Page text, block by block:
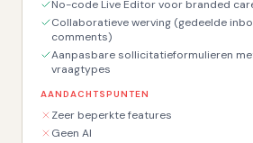
No-code Live Editor voor branded
Collaboratieve werving (gedeelde
comments)
Aanpasbare sollicitatieformulieren
vraagtypes
AANDACHTSPUNTEN
Zeer beperkte features
Geen AI